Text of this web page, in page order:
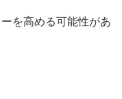
を高める可能性があ